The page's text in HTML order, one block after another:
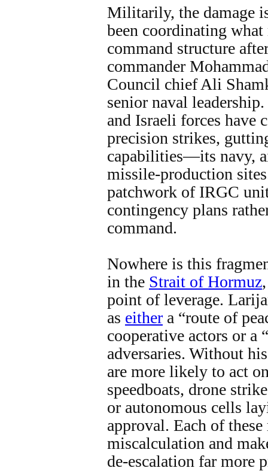
Militarily, the damage
been coordinating what
command structure
commander
Council chief Ali
senior naval
and Israeli forces have
precision strikes,
capabilities—its navy,
missile‑production
patchwork of IRGC
contingency plans
command.
Nowhere is this
in the Strait of Hormuz
point of leverage.
as either a “route of
cooperative actors or a
adversaries. Without
are more likely to act
speedboats, drone
or autonomous cells
approval. Each of
miscalculation and
de‑escalation far more